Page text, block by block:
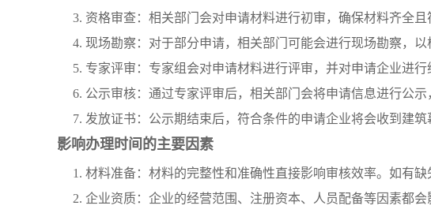
3. 资格审查：相关部门会对申请材料进行初审，确保材料齐全且
4. 现场勘察：对于部分申请，相关部门可能会进行现场勘察，以
5. 专家评审：专家组会对申请材料进行评审，并对申请企业进行
6. 公示审核：通过专家评审后，相关部门会将申请信息进行公示
7. 发放证书：公示期结束后，符合条件的申请企业将会收到建筑
影响办理时间的主要因素
1. 材料准备：材料的完整性和准确性直接影响审核效率。如有缺
2. 企业资质：企业的经营范围、注册资本、人员配备等因素都会